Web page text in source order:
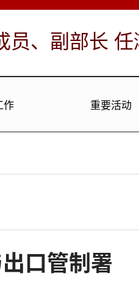
员、副部长 任
作 重要活动
口管制署